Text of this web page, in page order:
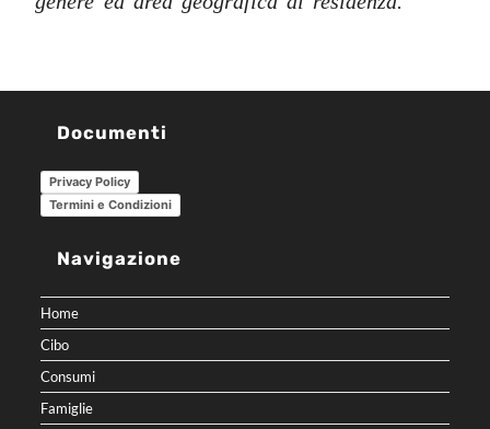
Documenti
Privacy Policy
Termini e Condizioni
Navigazione
Home
Cibo
Consumi
Famiglie